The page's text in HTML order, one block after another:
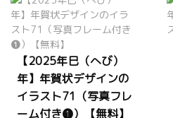
【2025年巳（へび）
年】年賀状デザインの
イラスト71（写真フレ
ーム付き❶）【無料】